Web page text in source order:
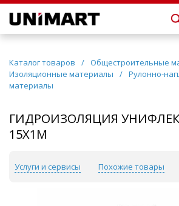
Каталог товаров / Общестроительные
Изоляционные материалы
/ Рулонно-
материалы
ГИДРОИЗОЛЯЦИЯ
15Х1М
Услуги и сервисы Похожие товары